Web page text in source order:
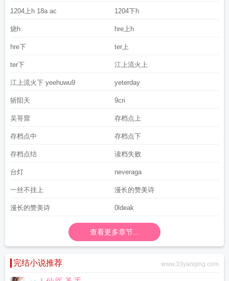
1204上h 18a ac 1204下h
烧h hre上h
hre下 ter上
ter下 江上流火上
江上流火下 yeehuwu9 yeterday
斩阳天 9cri
吴哥窟 存档点上
存档点中 存档点下
存档点结 读档失败
台灯 neveraga
一丝不挂上 漫长的赞美诗
漫长的赞美诗 0ldeak
查看更多章节...
完结小说推荐 www.33yanqing.com